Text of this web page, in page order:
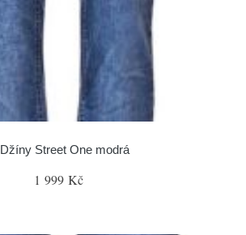
Džíny Street One modrá
1 999 Kč